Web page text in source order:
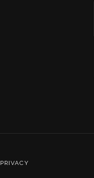
PRIVACY